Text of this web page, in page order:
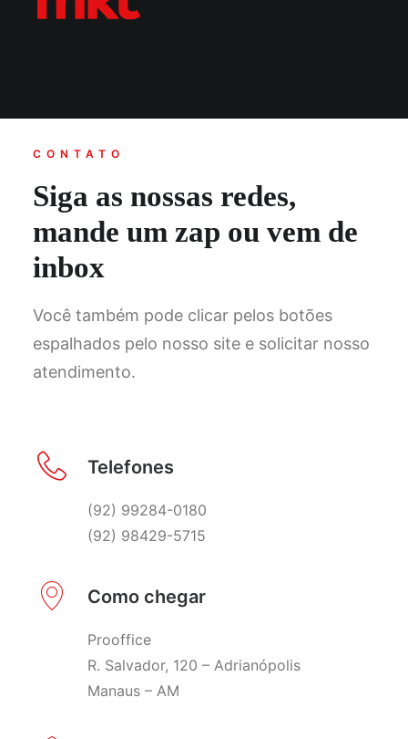
CONTATO
Siga as nossas redes,
mande um zap ou vem de
inbox
Você também pode clicar pelos botões
espalhados pelo nosso site e solicitar nosso
atendimento.
Telefones
(92) 99284-0180
(92) 98429-5715
Como chegar
Prooffice
R. Salvador, 120 – Adrianópolis
Manaus – AM